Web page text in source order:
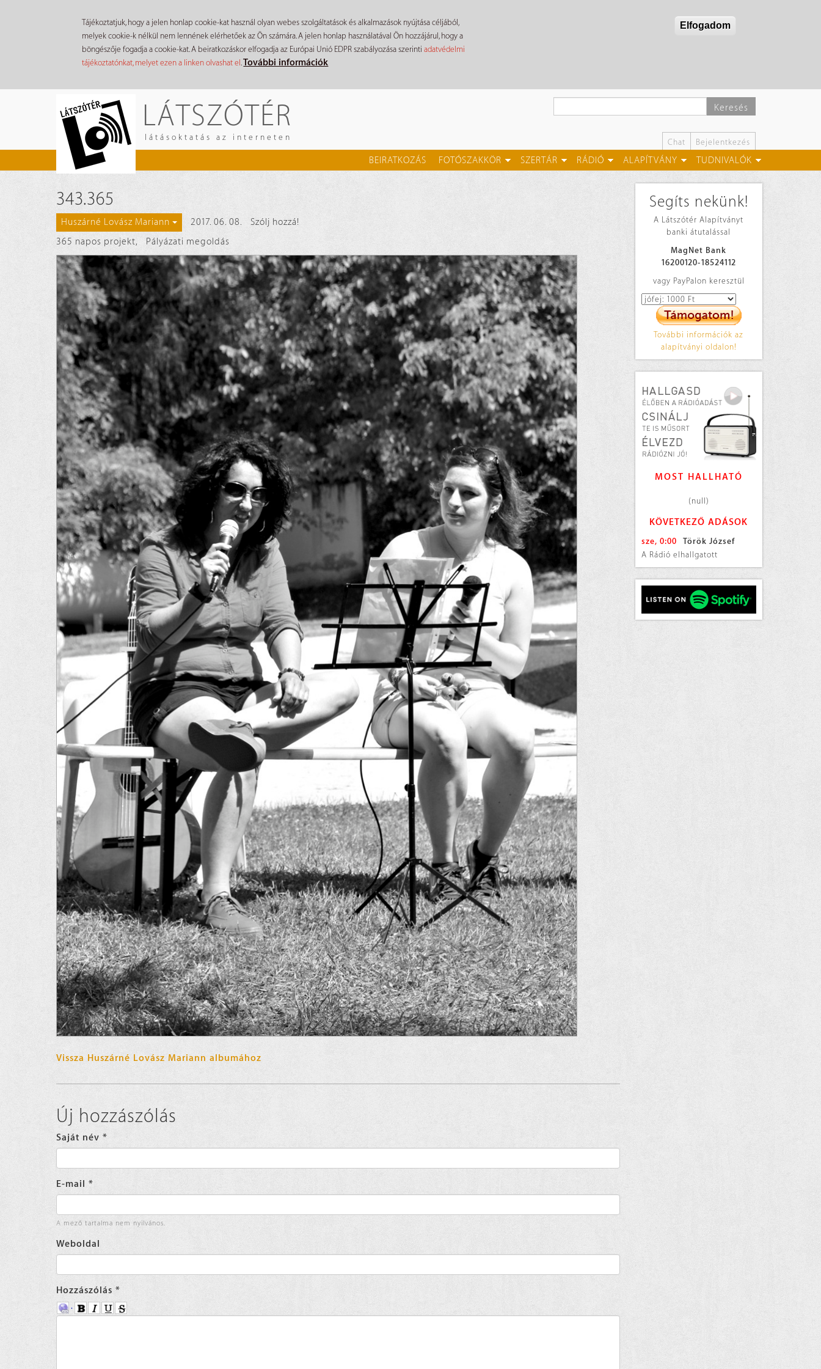
Tájékoztatjuk, hogy a jelen honlap cookie-kat használ olyan webes szolgáltatások és alkalmazások nyújtása céljából,
melyek cookie-k nélkül nem lennének elérhetőek az Ön számára. A jelen honlap használatával Ön hozzájárul, hogy a
böngészője fogadja a cookie-kat. A beiratkozáskor elfogadja az Európai Unió EDPR szabályozása szerintiadatvédelmi
tájékoztatónkat, melyet ezen a linken olvashat el.További információk
Elfogadom
LÁTSZÓTÉR
látásoktatás az interneten
Keresés
Chat Bejelentkezés
BEIRATKOZÁS FOTÓSZAKKÖR SZERTÁR RÁDIÓ ALAPÍTVÁNY TUDNIVALÓK
343.365
Huszárné Lovász Mariann 2017. 06. 08.
Szólj hozzá!
365 napos projekt, Pályázati megoldás
Vissza Huszárné Lovász Mariann albumához
Új hozzászólás
Saját név *
E-mail *
A mező tartalma nem nyilvános.
Weboldal
Hozzászólás *
Segíts nekünk!
A Látszótér Alapítványt
banki átutalással
MagNet Bank
16200120-18524112
vagy PayPalon keresztül
További információk az
alapítványi oldalon!
MOST HALLHATÓ
(null)
KÖVETKEZŐ ADÁSOK
sze, 0:00
Török József
A Rádió elhallgatott